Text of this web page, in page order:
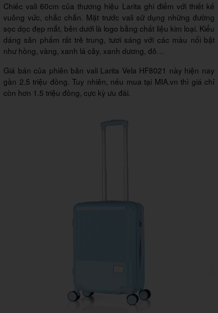
Chiếc vali 60cm của thương hiệu Larita ghi điểm với thiết kế
vuông vức, chắc chắn. Mặt trước vali sử dụng những đường
sọc dọc đẹp mắt, bên dưới là logo bằng chất liệu kim loại. Kiểu
dáng sản phẩm rất trẻ trung, tươi sáng với các màu nổi bật
như hồng, vàng, xanh lá cây, xanh dương, đỏ…
Giá bán của phiên bản vali Larita Vela HF8021 này hiện nay
gần 2.5 triệu đồng. Tuy nhiên, nếu mua tại MIA.vn thì giá chỉ
còn hơn 1.5 triệu đồng, cực kỳ ưu đãi.